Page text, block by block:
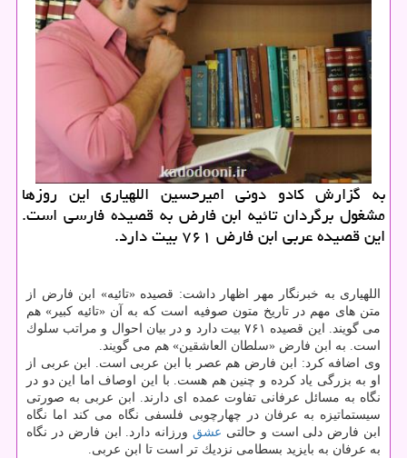
به گزارش كادو دونی امیرحسین اللهیاری این روزها
مشغول برگردان تائیه ابن فارض به قصیده فارسی است.
این قصیده عربی ابن فارض ۷۶۱ بیت دارد.
اللهیاری به خبرنگار مهر اظهار داشت: قصیده «تائیه» ابن فارض از
متن های مهم در تاریخ متون صوفیه است كه به آن «تائیه كبیر» هم
می گویند. این قصیده ۷۶۱ بیت دارد و در بیان احوال و مراتب سلوك
است. به ابن فارض «سلطان العاشقین» هم می گویند.
وی اضافه كرد: ابن فارض هم عصر با ابن عربی است. ابن عربی از
او به بزرگی یاد كرده و چنین هم هست. با این اوصاف اما این دو در
نگاه به مسائل عرفانی تفاوت عمده ای دارند. ابن عربی به صورتی
سیستماتیزه به عرفان در چهارچوبی فلسفی نگاه می كند اما نگاه
ابن فارض دلی است و حالتی عشق ورزانه دارد. ابن فارض در نگاه
به عرفان به بایزید بسطامی نزدیك تر است تا ابن عربی.